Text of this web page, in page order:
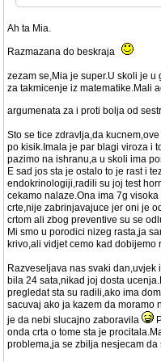
Ah ta Mia.
Razmazana do beskraja
zezam se,Mia je super.U skoli je
za takmicenje iz matematike.Mali
argumenata za i proti bolja od
Sto se tice zdravlja,da
po kisik.Imala je par blagi viroza i
pazimo na ishranu,a u skoli ima
E sad jos sta je ostalo to je rast i
endokrinologiji,radili su joj test
cekamo nalaze.Ona ima 7g
crte,nije zabrinjavajuce jer oni je
crtom ali zbog preventive su se
Mi smo u porodici nizeg rasta,ja
krivo,ali vidjet cemo kad dobijemo
Razveseljava nas svaki
bila 24 sata,nikad joj dosta
pregledat sta su radili,ako ima
sacuvaj ako ja kazem da moramo
je da nebi slucajno zaboravila
onda crta o tome sta je
problema,ja se zbilja nesjecam